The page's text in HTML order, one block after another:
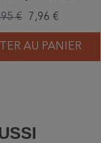
€ 7,96 €
AU PANIER